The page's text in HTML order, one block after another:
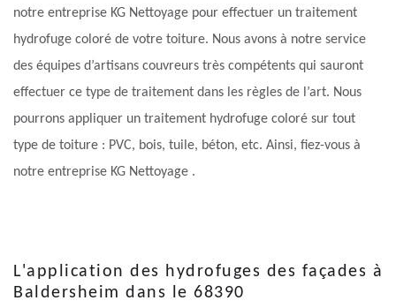
notre entreprise KG Nettoyage pour effectuer un traitement
hydrofuge coloré de votre toiture. Nous avons à notre service
des équipes d’artisans couvreurs très compétents qui sauront
effectuer ce type de traitement dans les règles de l’art. Nous
pourrons appliquer un traitement hydrofuge coloré sur tout
type de toiture : PVC, bois, tuile, béton, etc. Ainsi, fiez-vous à
notre entreprise KG Nettoyage .
L'application des hydrofuges des façades à
Baldersheim dans le 68390